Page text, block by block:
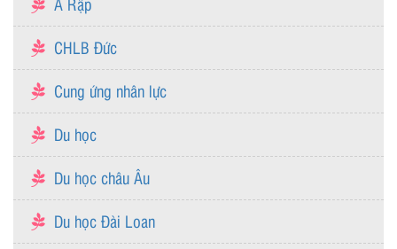
CHLB Đức
Cung ứng nhân lực
Du học
Du học châu Âu
Du học Đài Loan